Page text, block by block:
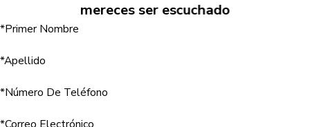
mereces ser escuchado
*Primer Nombre
*Apellido
*Número De Teléfono